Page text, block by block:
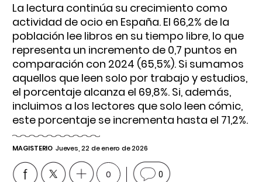
La lectura continúa su crecimiento como
actividad de ocio en España. El 66,2% de la
población lee libros en su tiempo libre, lo que
representa un incremento de 0,7 puntos en
comparación con 2024 (65,5%). Si sumamos
aquellos que leen solo por trabajo y estudios,
el porcentaje alcanza el 69,8%. Si, además,
incluimos a los lectores que solo leen cómic,
este porcentaje se incrementa hasta el 71,2%.
MAGISTERIO Jueves, 22 de enero de 2026
0 0